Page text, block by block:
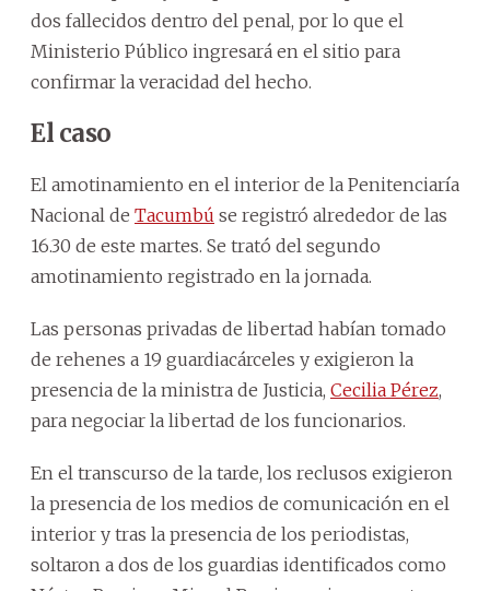
dos fallecidos dentro del penal, por lo que el
Ministerio Público ingresará en el sitio para
confirmar la veracidad del hecho.
El caso
El amotinamiento en el interior de la Penitenciaría
Nacional de Tacumbú se registró alrededor de las
16.30 de este martes. Se trató del segundo
amotinamiento registrado en la jornada.
Las personas privadas de libertad habían tomado
de rehenes a 19 guardiacárceles y exigieron la
presencia de la ministra de Justicia, Cecilia Pérez,
para negociar la libertad de los funcionarios.
En el transcurso de la tarde, los reclusos exigieron
la presencia de los medios de comunicación en el
interior y tras la presencia de los periodistas,
soltaron a dos de los guardias identificados como